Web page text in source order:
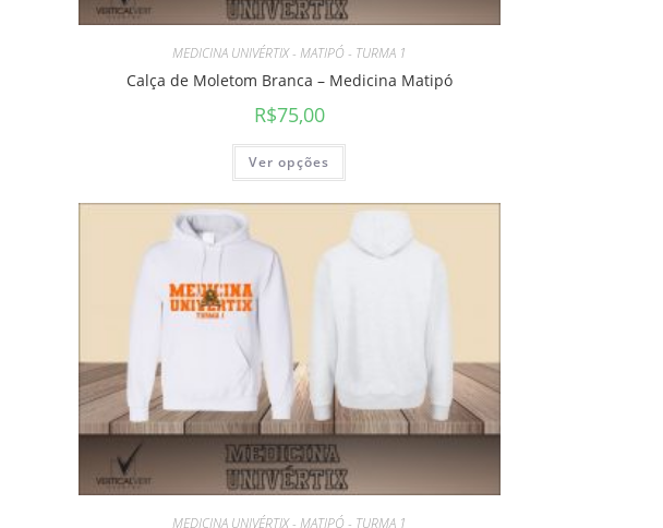
MEDICINA UNIVÉRTIX - MATIPÓ - TURMA 1
Calça de Moletom Branca – Medicina Matipó
R$75,00
Ver opções
MEDICINA UNIVÉRTIX - MATIPÓ - TURMA 1